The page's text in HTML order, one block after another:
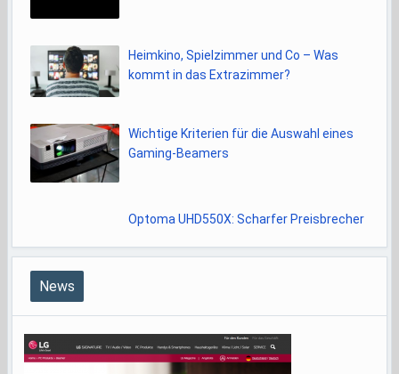
Heimkino, Spielzimmer und Co – Was
kommt in das Extrazimmer?
Wichtige Kriterien für die Auswahl eines
Gaming-Beamers
Optoma UHD550X: Scharfer Preisbrecher
News